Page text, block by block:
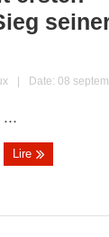
| Date: 08
...
Lire